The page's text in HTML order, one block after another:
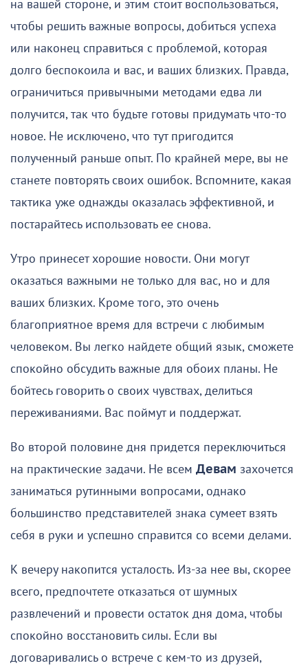
на вашей стороне, и этим стоит воспользоваться,
чтобы решить важные вопросы, добиться успеха
или наконец справиться с проблемой, которая
долго беспокоила и вас, и ваших близких. Правда,
ограничиться привычными методами едва ли
получится, так что будьте готовы придумать что-то
новое. Не исключено, что тут пригодится
полученный раньше опыт. По крайней мере, вы не
станете повторять своих ошибок. Вспомните, какая
тактика уже однажды оказалась эффективной, и
постарайтесь использовать ее снова.
Утро принесет хорошие новости. Они могут
оказаться важными не только для вас, но и для
ваших близких. Кроме того, это очень
благоприятное время для встречи с любимым
человеком. Вы легко найдете общий язык, сможете
спокойно обсудить важные для обоих планы. Не
бойтесь говорить о своих чувствах, делиться
переживаниями. Вас поймут и поддержат.
Во второй половине дня придется переключиться
на практические задачи. Не всем Девам захочется
заниматься рутинными вопросами, однако
большинство представителей знака сумеет взять
себя в руки и успешно справится со всеми делами.
К вечеру накопится усталость. Из-за нее вы, скорее
всего, предпочтете отказаться от шумных
развлечений и провести остаток дня дома, чтобы
спокойно восстановить силы. Если вы
договаривались о встрече с кем-то из друзей,